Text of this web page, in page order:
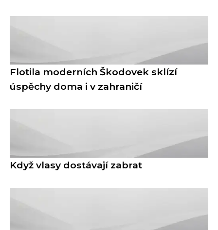
Flotila moderních Škodovek sklízí
úspěchy doma i v zahraničí
Když vlasy dostávají zabrat